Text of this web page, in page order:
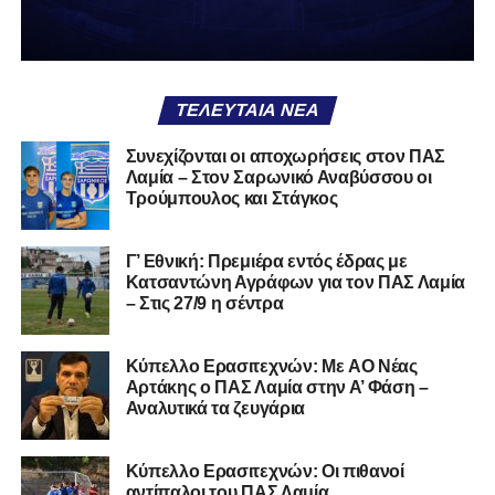
Κιθαιρών
Α.Ε. Μαλεσίνας
Α.Ο. Νέας Αρτάκης
Α.Ε. Προποντίς Χαλκίδας
Ταμυναϊκός Αλιβερίου
Φωκικός
Συνολικά, στην1η φάσητης διοργάνωσης συμμετέχουν
130 ομάδες
φιναλίστ των ΕΠΣ που δήλωσαν συμμετοχή. Οι ομάδες
έχουν χωριστεί σε14 γεωγραφικά γκρουπ, ενώ μετά την
ολοκλήρωση της πρώτης φάσης θα προκύψουν
ομάδεςπου θα συνεχίσουν στη διοργάνωση.
Αμέσως μετά θα πραγματοποιηθεί και η κλήρωση της
ΤΕΛΕΥΤΑΊΑ ΝΈΑ
Συνεχίζονται οι αποχωρήσεις στον ΠΑΣ
Λαμία – Στον Σαρωνικό Αναβύσσου οι
Τρούμπουλος και Στάγκος
Γ’ Εθνική: Πρεμιέρα εντός έδρας με
Κατσαντώνη Αγράφων για τον ΠΑΣ Λαμία
– Στις 27/9 η σέντρα
Kύπελλο Ερασιτεχνών: Με AO Nέας
Αρτάκης ο ΠΑΣ Λαμία στην Α’ Φάση –
Αναλυτικά τα ζευγάρια
Κύπελλο Ερασιτεχνών: Οι πιθανοί